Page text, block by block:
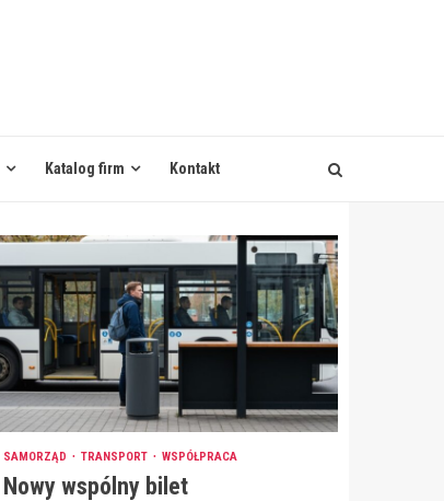
Katalog firm Kontakt
SAMORZĄD TRANSPORT WSPÓŁPRACA
Nowy wspólny bilet